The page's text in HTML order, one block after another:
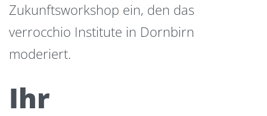
Zukunftsworkshop ein, den das
verrocchio Institute in Dornbirn
moderiert.
Ihr